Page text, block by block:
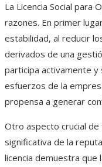
La Licencia Social para
razones. En primer
estabilidad, al reducir
derivados de una
participa activamente
esfuerzos de la
propensa a generar
Otro aspecto crucial de
significativa de la
licencia demuestra